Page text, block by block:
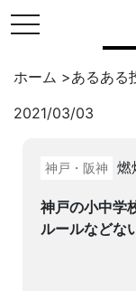
toggle navigation
ホーム >あるある
2021/03/03
神戸・阪神 燃
神戸の小中学
ルールなどな